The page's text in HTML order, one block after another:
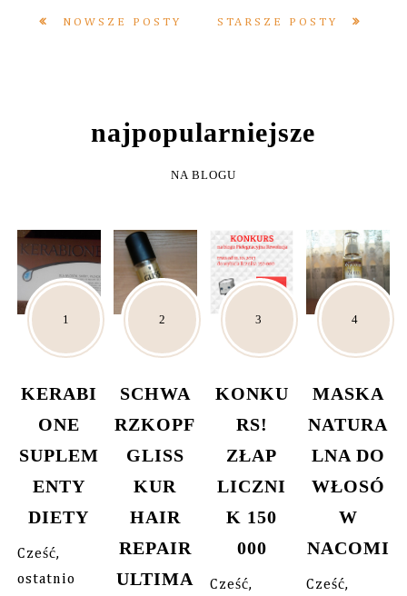
NOWSZE POSTY STARSZE POSTY
NAJPOPULARNIEJSZE
NA BLOGU
KERABI
ONE
SUPLEM
ENTY
DIETY
Cześć,
ostatnio
SCHWA
RZKOPF
GLISS
KUR
HAIR
REPAIR
ULTIMA
KONKU
RS!
ZŁAP
LICZNI
K 150
000
Cześć,
MASKA
NATURA
LNA DO
WŁOSÓ
W
NACOMI
Cześć,